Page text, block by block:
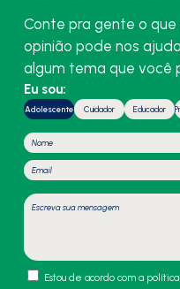
Conte pra gente o que
opinião pode nos
algum tema que você
Eu sou:
Adolescente Cuidador Educador
Estou de acordo com a